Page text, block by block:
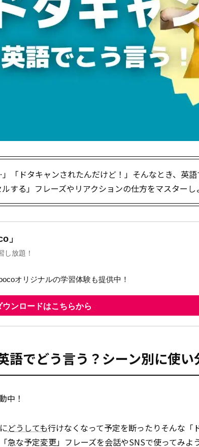
「ドタキャンされたんだけど！」――そんなとき、英
する」フレーズやリアクションの仕方をマスターし
語でどう言う？シーン別に使い
中！
どうしても行けなくなって予定を断ったり――そんな
急な予定変更」フレーズを会話やSNSで使ってみよう